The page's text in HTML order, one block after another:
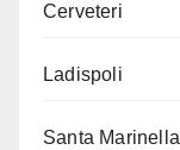
Cerveteri
Ladispoli
Santa Marinella